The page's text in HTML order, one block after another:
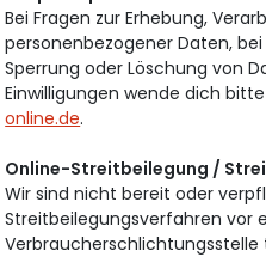
Bei Fragen zur Erhebung,
personenbezogener Daten,
Sperrung oder Löschung von
Einwilligungen wende dich
online.de.
Online-Streitbeilegung /
Wir sind nicht bereit oder
Streitbeilegungsverfahren vor
Verbraucherschlichtungsstelle